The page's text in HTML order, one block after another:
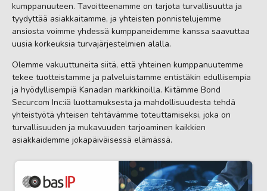
kumppanuuteen. Tavoitteenamme on tarjota turvallisuutta ja
tyydyttää asiakkaitamme, ja yhteisten ponnistelujemme
ansiosta voimme yhdessä kumppaneidemme kanssa saavuttaa
uusia korkeuksia turvajärjestelmien alalla.
Olemme vakuuttuneita siitä, että yhteinen kumppanuutemme
tekee tuotteistamme ja palveluistamme entistäkin edullisempia
ja hyödyllisempiä Kanadan markkinoilla. Kiitämme Bond
Securcom Inc:iä luottamuksesta ja mahdollisuudesta tehdä
yhteistyötä yhteisen tehtävämme toteuttamiseksi, joka on
turvallisuuden ja mukavuuden tarjoaminen kaikkien
asiakkaidemme jokapäiväisessä elämässä.